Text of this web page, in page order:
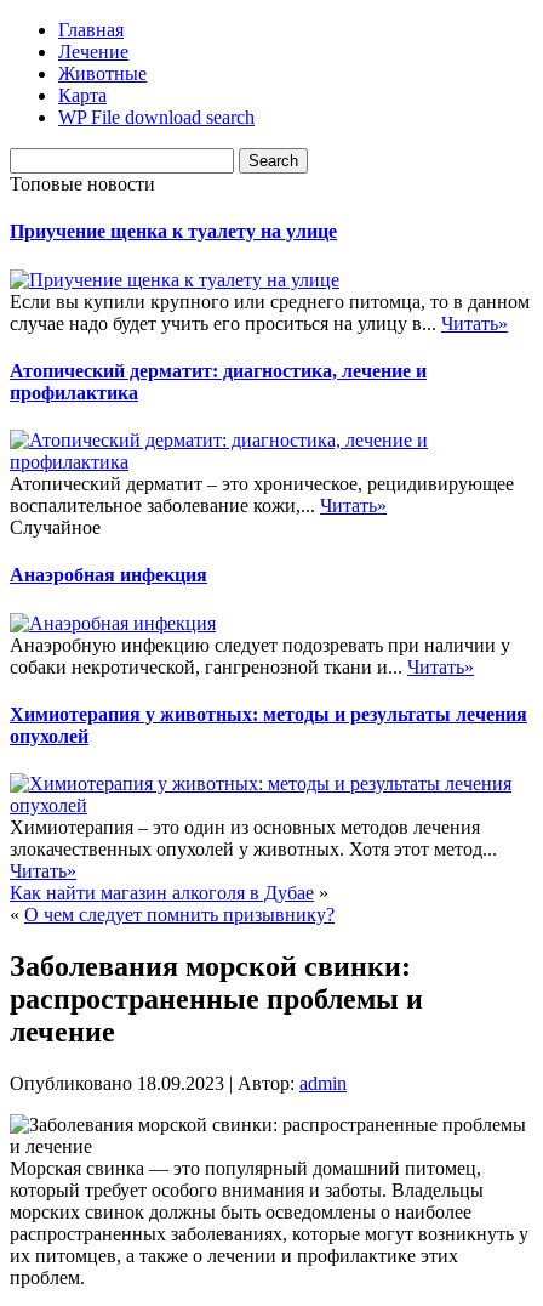
Главная
Лечение
Животные
Карта
WP File download search
Топовые новости
Приучение щенка к туалету на улице
Если вы купили крупного или среднего питомца, то в данном
случае надо будет учить его проситься на улицу в... Читать»
Атопический дерматит: диагностика, лечение и
профилактика
Атопический дерматит – это хроническое, рецидивирующее
воспалительное заболевание кожи,... Читать»
Случайное
Анаэробная инфекция
Анаэробную инфекцию следует подозревать при наличии у
собаки некротической, гангренозной ткани и... Читать»
Химиотерапия у животных: методы и результаты лечения
опухолей
Химиотерапия – это один из основных методов лечения
злокачественных опухолей у животных. Хотя этот метод...
Читать»
Как найти магазин алкоголя в Дубае »
« О чем следует помнить призывнику?
Заболевания морской свинки:
распространенные проблемы и
лечение
Опубликовано 18.09.2023 | Автор: admin
Морская свинка — это популярный домашний питомец,
который требует особого внимания и заботы. Владельцы
морских свинок должны быть осведомлены о наиболее
распространенных заболеваниях, которые могут возникнуть у
их питомцев, а также о лечении и профилактике этих
проблем.